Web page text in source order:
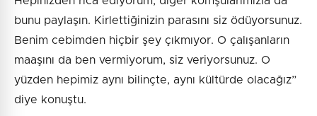
bunu paylaşın. Kirlettiğinizin parasını siz ödüyorsunuz.
Benim cebimden hiçbir şey çıkmıyor. O çalışanların
maaşını da ben vermiyorum, siz veriyorsunuz. O
yüzden hepimiz aynı bilinçte, aynı kültürde olacağız”
diye konuştu.